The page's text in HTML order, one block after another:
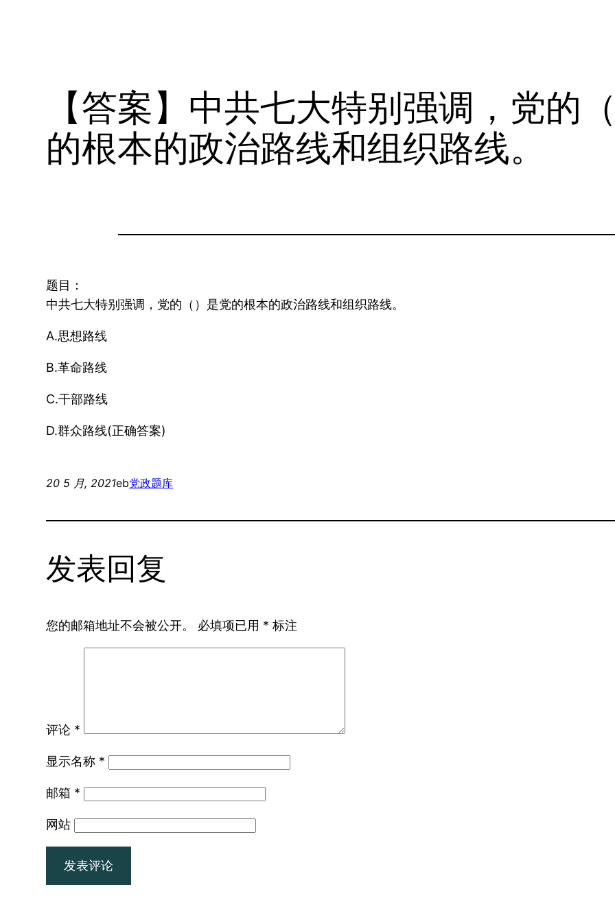
【答案】中共七大特别强调，党的
的根本的政治路线和组织路线。
题目：
中共七大特别强调，党的（）是党的根本的政治路线和组织路线。
A.思想路线
B.革命路线
C.干部路线
D.群众路线(正确答案)
20 5 月, 2021eb党政题库
发表回复
您的邮箱地址不会被公开。 必填项已用 * 标注
评论 *
显示名称 *
邮箱 *
网站